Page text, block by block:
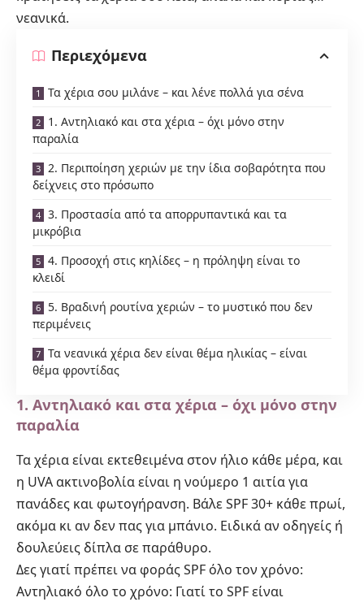
νεανικά.
Περιεχόμενα
Τα χέρια σου μιλάνε – και λένε πολλά για σένα
1. Αντηλιακό και στα χέρια – όχι μόνο στην
παραλία
2. Περιποίηση χεριών με την ίδια σοβαρότητα που
δείχνεις στο πρόσωπο
3. Προστασία από τα απορρυπαντικά και τα
μικρόβια
4. Προσοχή στις κηλίδες – η πρόληψη είναι το
κλειδί
5. Βραδινή ρουτίνα χεριών – το μυστικό που δεν
περιμένεις
Τα νεανικά χέρια δεν είναι θέμα ηλικίας – είναι
θέμα φροντίδας
1. Αντηλιακό και στα χέρια – όχι μόνο στην
παραλία
Τα χέρια είναι εκτεθειμένα στον ήλιο κάθε μέρα, και
η UVA ακτινοβολία είναι η νούμερο 1 αιτία για
πανάδες και φωτογήρανση. Βάλε SPF 30+ κάθε πρωί,
ακόμα κι αν δεν πας για μπάνιο. Ειδικά αν οδηγείς ή
δουλεύεις δίπλα σε παράθυρο.
Δες γιατί πρέπει να φοράς SPF όλο τον χρόνο:
Αντηλιακό όλο το χρόνο: Γιατί το SPF είναι